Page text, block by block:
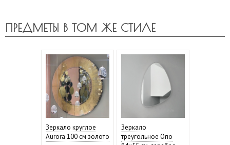
ПРЕДМЕТЫ В ТОМ ЖЕ СТИЛЕ
Зеркало круглое
Aurora 100 см золото
Зеркало
треугольное Orio